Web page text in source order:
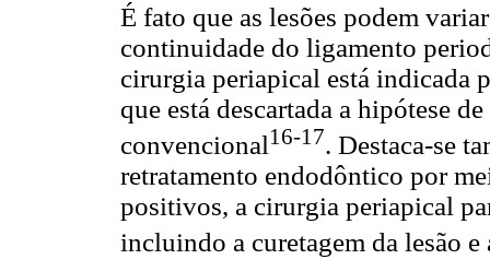
É fato que as lesões podem
continuidade do ligamento
cirurgia periapical está indicada
que está descartada a hipótese
convencional16-17. Destaca-se
retratamento endodôntico por
positivos, a cirurgia periapical
incluindo a curetagem da lesão